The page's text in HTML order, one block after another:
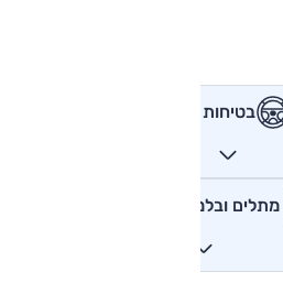
בטיחות
מתלים ובלמים